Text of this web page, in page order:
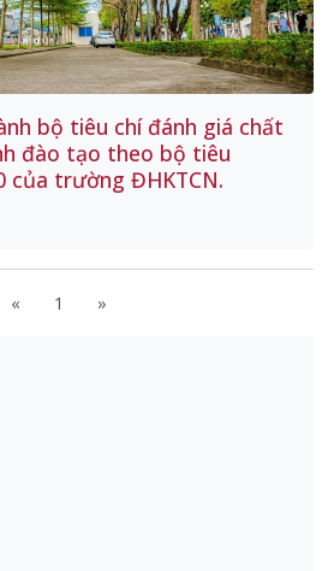
bộ tiêu chí đánh giá chất
đào tạo theo bộ tiêu
của trường ĐHKTCN.
« 1 »